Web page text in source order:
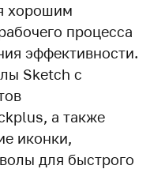
хорошим
процесса
эффективности.
Sketch с
а также
иконки,
для быстрого